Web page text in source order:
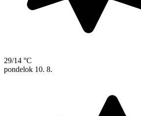
29/14 °C
pondelok 10. 8.